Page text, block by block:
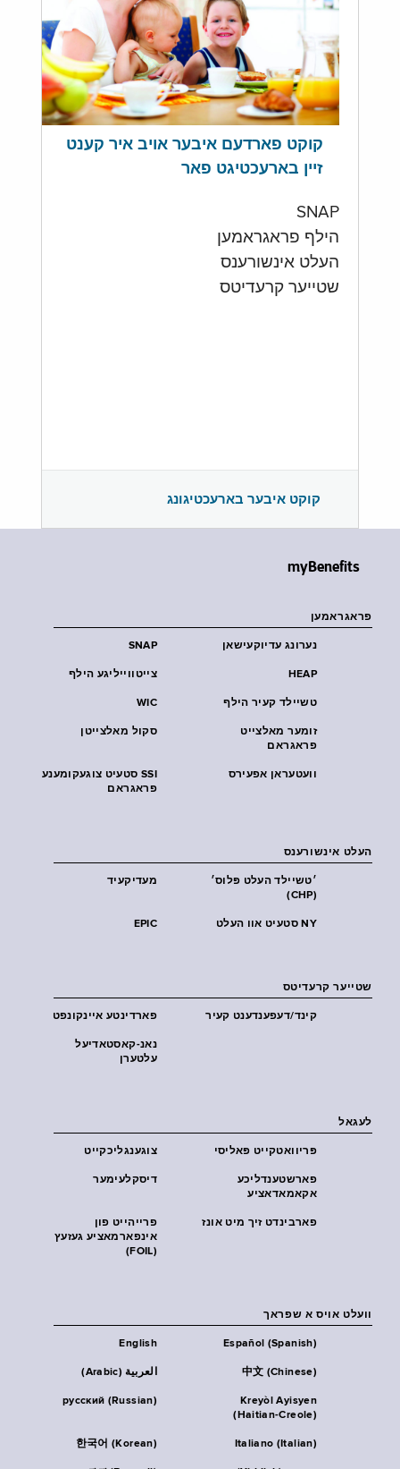
קוקט פארדעם איבער אויב איר קענט
זיין בארעכטיגט פאר
SNAP
הילף פראגראמען
העלט אינשורענס
שטייער קרעדיטס
קוקט איבער בארעכטיגונג
myBenefits
פראגראמען
SNAP נערונג עדיוקעישאן
צייטווייליגע הילף HEAP
WIC טשיילד קעיר הילף
סקול מאלצייטן
זומער מאלצייט
פראגראם
SSI סטעיט צוגעקומענע
פראגראם
וועטעראן אפעירס
העלט אינשורענס
מעדיקעיד
׳טשיילד העלט פּלוס׳
(CHP)
EPIC NY סטעיט אוו העלט
שטייער קרעדיטס
פארדינטע איינקונפט קינד/דעפענדענט קעיר
נאנ-קאסטאדיעל
עלטערן
לעגאל
צוגענגליכקייט פּריוואטקייט פּאליסי
דיסקלעימער
פארשטענדליכע
אקאמאדאציע
פרייהייט פון
אינפארמאציע געזעץ
(FOIL)
פארבינדט זיך מיט אונז
וועלט אויס א שפראך
English Español (Spanish)
العربية (Arabic) 中文 (Chinese)
русский (Russian)
Kreyòl Ayisyen
(Haitian-Creole)
한국어 (Korean) Italiano (Italian)